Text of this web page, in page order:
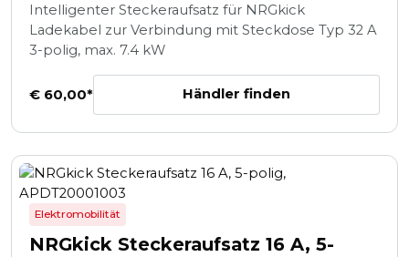
Intelligenter Steckeraufsatz für NRGkick
Ladekabel zur Verbindung mit Steckdose Typ 32 A
3-polig, max. 7.4 kW
€ 60,00* Händler finden
Elektromobilität
NRGkick Steckeraufsatz 16 A, 5-